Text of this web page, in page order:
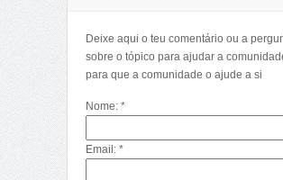
Deixe aqui o teu comentário ou a
sobre o tópico para ajudar a
para que a comunidade o ajude a si
Nome: *
Email: *